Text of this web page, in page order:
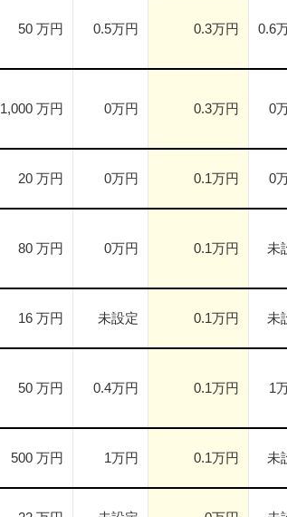
50 万円 0.5万円 0.3万円 0.6
1,000 万円 0万円 0.3万円 0
20 万円 0万円 0.1万円 0
80 万円 0万円 0.1万円 未
16 万円 未設定 0.1万円 未
50 万円 0.4万円 0.1万円 1
500 万円 1万円 0.1万円 未